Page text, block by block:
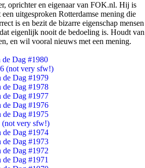
oprichter en eigenaar van FOK.nl. Hij is
een uitgesproken Rotterdamse mening die
is en bezit de bizarre eigenschap mensen
eigenlijk nooit de bedoeling is. Houdt van
en wil vooral nieuws met een mening.
de Dag #1980
(not very sfw!)
de Dag #1979
de Dag #1978
de Dag #1977
de Dag #1976
de Dag #1975
very sfw!)
de Dag #1974
de Dag #1973
de Dag #1972
de Dag #1971